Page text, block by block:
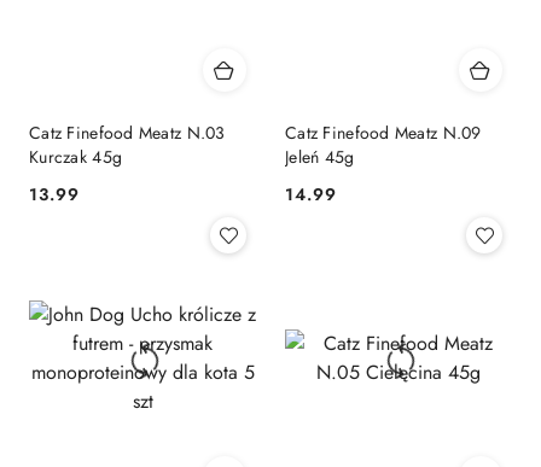
Catz Finefood Meatz N.03
Kurczak 45g
Cena:
13.99
Catz Finefood Meatz N.09
Jeleń 45g
Cena:
14.99